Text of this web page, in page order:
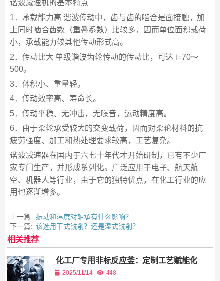
谐波减速机的基本特点
1．承载能力高 谐波传动中，齿与齿的啮合是面接触，加
上同时啮合齿数（重叠系数）比较多，因而单位面积载荷
小，承载能力较其他传动形式高。
2．传动比大 单级谐波齿轮传动的传动比，可达 i=70～
500。
3．体积小、重量轻。
4．传动效率高、寿命长。
5．传动平稳、无冲击，无噪音，运动精度高。
6．由于柔轮承受较大的交变载荷，因而对柔轮材料的抗
疲劳强度、加工和热处理要求较高，工艺复杂。
谐波减速器在国内于六七十年代才开始研制，已有不少厂
家专门生产，并形成系列化。广泛应用于电子、航天航
空、机器人等行业，由于它的独特优点，在化工行业的应
用也逐渐增多。
上一篇: 振动和温度对轴承有什么影响？
下一篇: 该选用干式铣削？还是湿式铣削？
相关推荐
化工厂专用非标反应釜：定制工艺赋能化
工创新
2025/11/14
448